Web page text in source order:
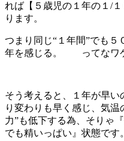
れば【５歳児の１年の１/
ります。
つまり同じ“１年間”でも５
年を感じる。 ってなワ
そう考えると、１年が早
り変わりも早く感じ、気
力”も低下する為、そりゃ
でも精いっぱい』状態です。